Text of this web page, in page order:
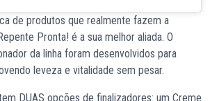
de produtos que realmente fazem a
Pronta! é a sua melhor aliada. O
da linha foram desenvolvidos para
leveza e vitalidade sem pesar.
DUAS opções de finalizadores: um Creme